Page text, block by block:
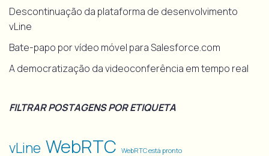
Descontinuação da plataforma de desenvolvimento
vLine
Bate-papo por vídeo móvel para Salesforce.com
A democratização da videoconferência em tempo real
FILTRAR POSTAGENS POR ETIQUETA
vLine WebRTC WebRTC está pronto